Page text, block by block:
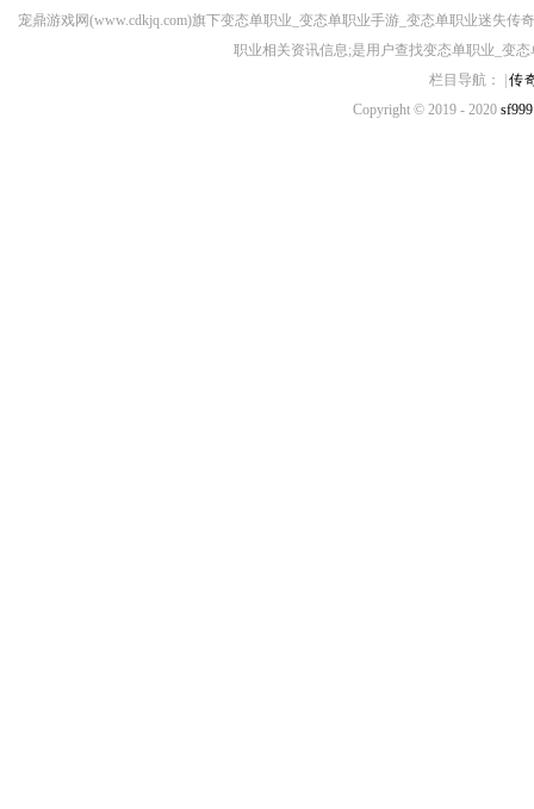
宠鼎游戏网(www.cdkjq.com)旗下变态单职业_变态单职业手游_变态单职业迷失
职业相关资讯信息;是用户查找变态单职业_变
栏目导航： |传
Copyright © 2019 - 2020 sf999